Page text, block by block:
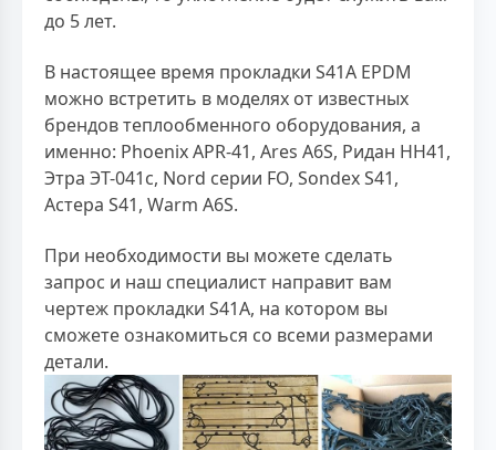
до 5 лет.
В настоящее время прокладки S41A EPDM
можно встретить в моделях от известных
брендов теплообменного оборудования, а
именно: Phoenix APR-41, Ares A6S, Ридан НН41,
Этра ЭТ-041с, Nord серии FO, Sondex S41,
Астера S41, Warm A6S.
При необходимости вы можете сделать
запрос и наш специалист направит вам
чертеж прокладки S41A, на котором вы
сможете ознакомиться со всеми размерами
детали.